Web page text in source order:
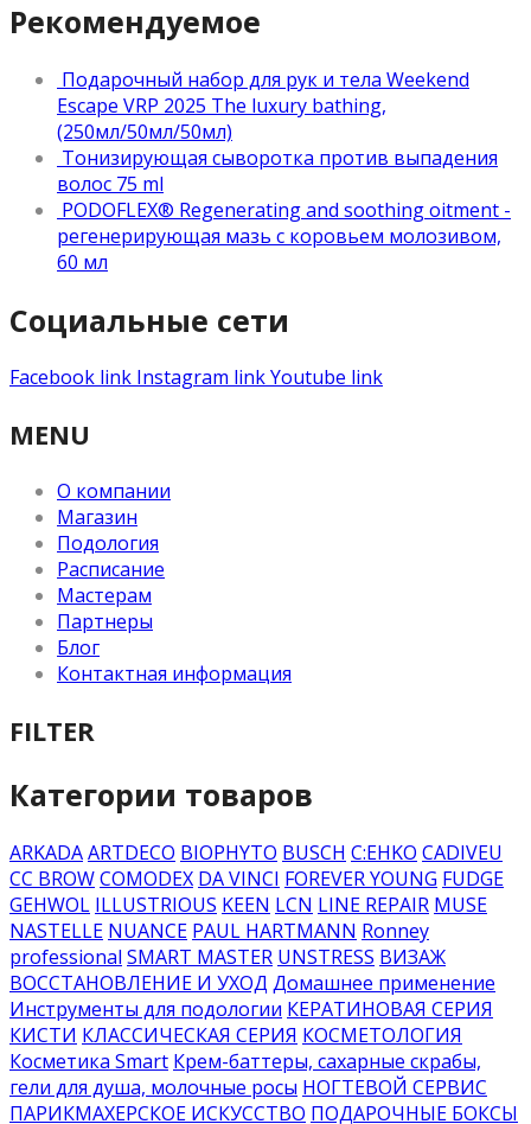
Рекомендуемое
Подарочный набор для рук и тела Weekend
Escape VRP 2025 The luxury bathing,
(250мл/50мл/50мл)
Тонизирующая сыворотка против выпадения
волос 75 ml
PODOFLEX® Regenerating and soothing oitment -
регенерирующая мазь с коровьем молозивом,
60 мл
Социальные сети
Facebook link Instagram linkYoutube link
MENU
О компании
Магазин
Подология
Расписание
Мастерам
Партнеры
Блог
Контактная информация
FILTER
Категории товаров
ARKADAARTDECO BIOPHYTO BUSCH C:EHKO CADIVEU
CC BROWCOMODEX DA VINCI FOREVER YOUNG FUDGE
GEHWOL ILLUSTRIOUS KEEN LCN LINE REPAIR MUSE
NASTELLE NUANCE PAUL HARTMANN Ronney
professional SMART MASTER UNSTRESS ВИЗАЖ
ВОССТАНОВЛЕНИЕ И УХОД Домашнее применение
Инструменты для подологии КЕРАТИНОВАЯ СЕРИЯ
КИСТИ КЛАССИЧЕСКАЯ СЕРИЯ КОСМЕТОЛОГИЯ
Косметика Smart Крем-баттеры, сахарные скрабы,
гели для душа, молочные росы НОГТЕВОЙ СЕРВИС
ПАРИКМАХЕРСКОЕ ИСКУССТВО ПОДАРОЧНЫЕ БОКСЫ